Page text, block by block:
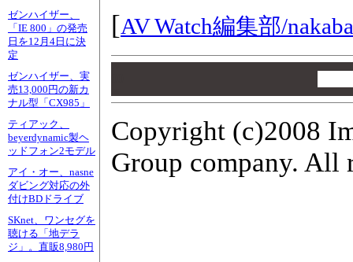
ゼンハイザー、
「IE 800」の発売
日を12月4日に決
定
ゼンハイザー、実
売13,000円の新カ
ナル型「CX985」
ティアック、
beyerdynamic製ヘ
ッドフォン2モデル
アイ・オー、nasne
ダビング対応の外
付けBDドライブ
SKnet、ワンセグを
聴ける「地デラ
ジ」。直販8,980円
[AV Watch編集部/
Copyright (c)2008
Group company. All